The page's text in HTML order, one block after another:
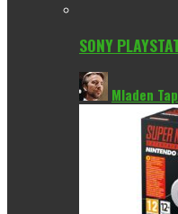
SONY
Mladen